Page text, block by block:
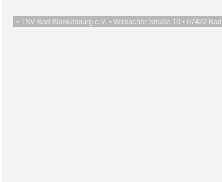
• TSV Bad Blankenburg e.V. • Wirbacher Straße 10 • 07422